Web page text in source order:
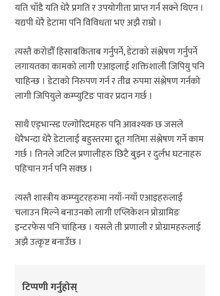
यति चाँडै यति धेरै प्रगति र उपयोगीता प्राप्त गर्न सक्ने थिएन ।
यद्यपी धेरै डेटामा पनि विविधता भए अझै राम्रो ।
त्यस्तै करोडौँ हिसाबकिताब गर्नुपर्ने, डेटाको संश्लेषण गर्नुपर्ने
लगायतका कामको लागी एआइलाई शक्तिशाली जिपियु पनि
चाहिन्छ । डेटाको निरुपण गर्न र तीव्र रुपमा संश्लेषण गर्नको
लागी जिपियुले कम्प्युटिङ पावर प्रदान गर्छ ।
साथै एड्भान्स्ड एल्गोरिदमहरु पनि आवश्यक छ जसले
धेरैभन्दा धेरै डेटालाई बहुस्तरमा द्रूत गतिमा संश्लेषण गर्ने काम
गर्छ । तिनले जटिल प्रणालीहरु छिटै बुझ्न र दुर्लभ घटनाहरु
पहिचान गर्न पनि सक्छ ।
त्यस्तै शास्त्रीय कम्प्युटरहरुमा नयाँ-नयाँ एआइहरुलाई
चलाउन मिल्ने बनाउनको लागी एप्लिकेशन प्रोग्रामिङ
इन्टरफेस पनि चाहिन्छ । यसले ती प्रणाली र प्रोग्रामहरुलाई
अझै उत्कृष्ट बनाउँछ ।
टिप्पणी गर्नुहोस्